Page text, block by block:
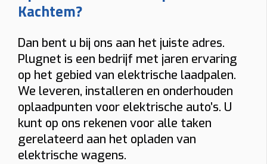
Kachtem?
Dan bent u bij ons aan het juiste adres.
Plugnet is een bedrijf met jaren ervaring
op het gebied van elektrische laadpalen.
We leveren, installeren en onderhouden
oplaadpunten voor elektrische auto’s. U
kunt op ons rekenen voor alle taken
gerelateerd aan het opladen van
elektrische wagens.